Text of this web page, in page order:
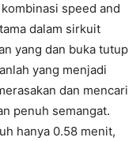
speed and
dalam sirkuit
yang dan buka tutup
yang menjadi
dan mencari
penuh semangat.
hanya 0.58 menit,